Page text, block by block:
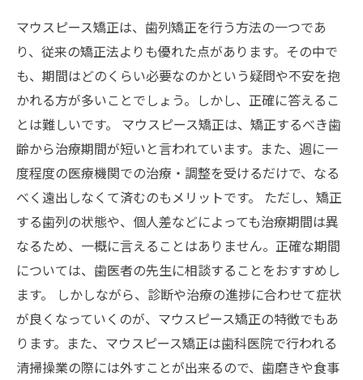
マウスピース矯正は、歯列矯正を行う方法の一つであ
り、従来の矯正法よりも優れた点があります。その中で
も、期間はどのくらい必要なのかという疑問や不安を抱
かれる方が多いことでしょう。しかし、正確に答えるこ
とは難しいです。 マウスピース矯正は、矯正するべき歯
齢から治療期間が短いと言われています。また、週に一
度程度の医療機関での治療・調整を受けるだけで、なる
べく遠出しなくて済むのもメリットです。 ただし、矯正
する歯列の状態や、個人差などによっても治療期間は異
なるため、一概に言えることはありません。正確な期間
については、歯医者の先生に相談することをおすすめし
ます。 しかしながら、診断や治療の進捗に合わせて症状
が良くなっていくのが、マウスピース矯正の特徴でもあ
ります。また、マウスピース矯正は歯科医院で行われる
清掃操業の際には外すことが出来るので、歯磨きや食事